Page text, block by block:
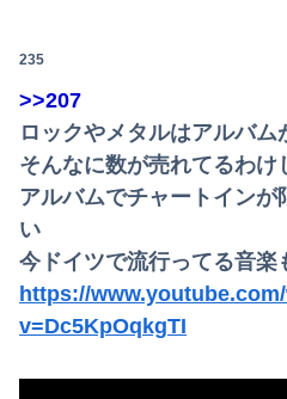
235
>>207
ロックやメタルはアルバ
そんなに数が売れてるわけ
アルバムでチャートイン
い
今ドイツで流行ってる音楽
https://
v=Dc5KpOqkgTI